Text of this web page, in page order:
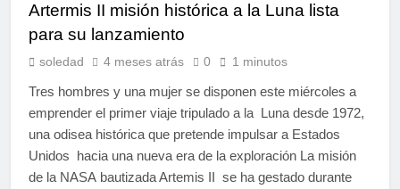
Artermis II misión histórica a la Luna lista
para su lanzamiento
soledad 4 meses atrás 0 1 minutos
Tres hombres y una mujer se disponen este miércoles a
emprender el primer viaje tripulado a la Luna desde 1972,
una odisea histórica que pretende impulsar a Estados
Unidos hacia una nueva era de la exploración La misión
de la NASA bautizada Artemis II se ha gestado durante